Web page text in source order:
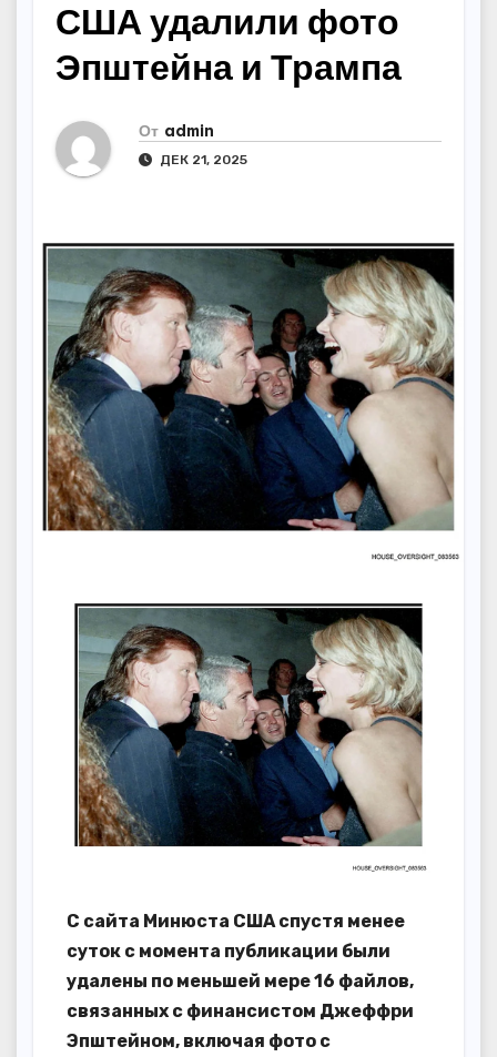
США удалили фото
Эпштейна и Трампа
От admin
ДЕК 21, 2025
С сайта Минюста США спустя менее
суток с момента публикации были
удалены по меньшей мере 16 файлов,
связанных с финансистом Джеффри
Эпштейном, включая фото с